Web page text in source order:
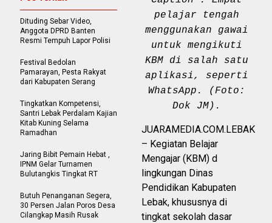
pelajar tengah
menggunakan gawai
untuk mengikuti
KBM di salah satu
aplikasi, seperti
WhatsApp. (Foto:
Dok JM).
JUARAMEDIA.COM.LEBAK
– Kegiatan Belajar
Mengajar (KBM) d
lingkungan Dinas
Pendidikan Kabupaten
Lebak, khususnya di
tingkat sekolah dasar
Dituding Sebar Video,
Anggota DPRD Banten
Resmi Tempuh Lapor Polisi
Festival Bedolan
Pamarayan, Pesta Rakyat
dari Kabupaten Serang
Tingkatkan Kompetensi,
Santri Lebak Perdalam Kajian
Kitab Kuning Selama
Ramadhan
Jaring Bibit Pemain Hebat ,
IPNM Gelar Turnamen
Bulutangkis Tingkat RT
Butuh Penanganan Segera,
30 Persen Jalan Poros Desa
Cilangkap Masih Rusak